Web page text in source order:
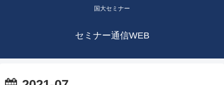
国大セミナー
セミナー通信WEB